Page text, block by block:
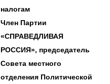
налогам
Член Партии
«СПРАВЕДЛИВАЯ
РОССИЯ», председатель
Совета местного
отделения Политической